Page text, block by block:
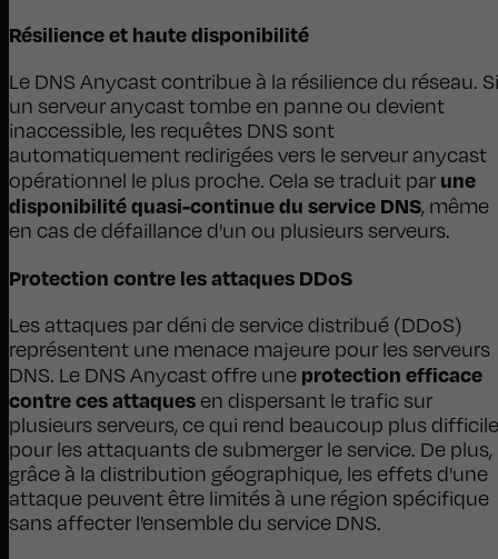
Résilience et haute disponibilité
Le DNS Anycast contribue à la résilience du réseau. Si
un serveur anycast tombe en panne ou devient
inaccessible, les requêtes DNS sont
automatiquement redirigées vers le serveur anycast
opérationnel le plus proche. Cela se traduit par une
disponibilité quasi-continue du service DNS, même
en cas de défaillance d'un ou plusieurs serveurs.
Protection contre les attaques DDoS
Les attaques par déni de service distribué (DDoS)
représentent une menace majeure pour les serveurs
DNS. Le DNS Anycast offre une protection efficace
contre ces attaquesen dispersant le trafic sur
plusieurs serveurs, ce qui rend beaucoup plus difficile
pour les attaquants de submerger le service. De plus,
grâce à la distribution géographique, les effets d'une
attaque peuvent être limités à une région spécifique
sans affecter l'ensemble du service DNS.